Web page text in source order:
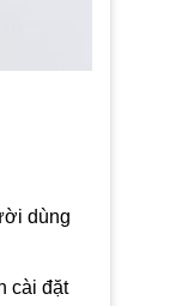
dùng
cài đặt